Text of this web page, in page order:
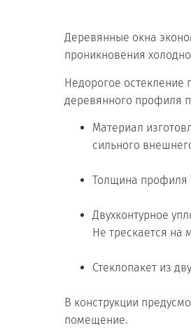
Деревянные окна
проникновения
Недорогое остекление
деревянного профиля
Материал
сильного
Толщина профиля
Двухконтурное
Не трескается на
Стеклопакет из
В конструкции
помещение.